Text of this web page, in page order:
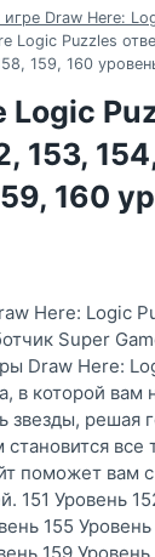
Draw Here:
Logic Puzzles
159, 160
Logic
153,
160
Here: Logic
Super
Draw Here:
в которой вам
звезды, решая
все
поможет вам с
151 Уровень
155